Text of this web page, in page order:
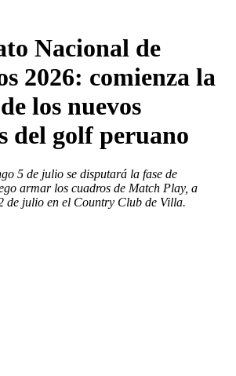
Nacional de
2026: comienza la
los nuevos
del golf peruano
5 de julio se disputará la fase de
armar los cuadros de Match Play, a
de julio en el Country Club de Villa.